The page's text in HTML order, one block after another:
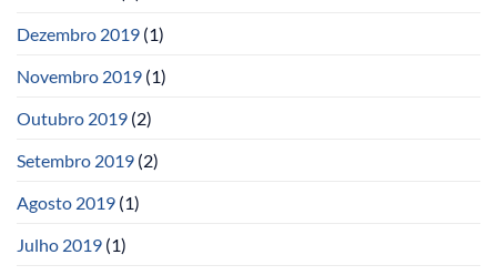
Dezembro 2019 (1)
Novembro 2019 (1)
Outubro 2019 (2)
Setembro 2019 (2)
Agosto 2019 (1)
Julho 2019 (1)